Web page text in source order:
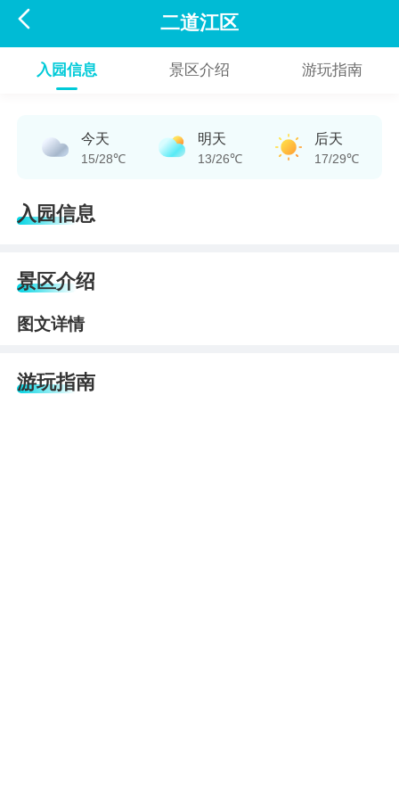
 二道江区
入园信息 景区介绍 游玩指南
今天
15/28℃
明天
13/26℃
后天
17/29℃
入园信息
景区介绍
图文详情
游玩指南